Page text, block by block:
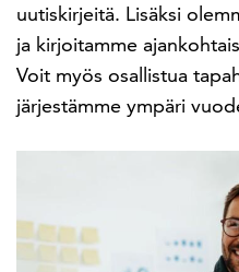
uutiskirjeitä. Lisäksi
ja kirjoitamme
Voit myös osallistua
järjestämme ympäri